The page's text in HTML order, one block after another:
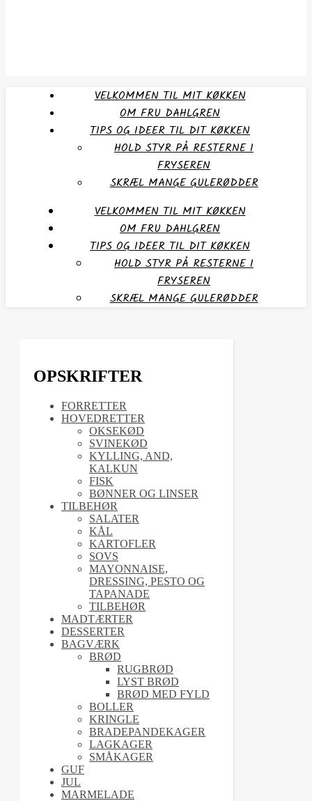
VELKOMMEN TIL MIT KØKKEN
OM FRU DAHLGREN
TIPS OG IDEER TIL DIT KØKKEN
HOLD STYR PÅ RESTERNE I
FRYSEREN
SKRÆL MANGE GULERØDDER
VELKOMMEN TIL MIT KØKKEN
OM FRU DAHLGREN
TIPS OG IDEER TIL DIT KØKKEN
HOLD STYR PÅ RESTERNE I
FRYSEREN
SKRÆL MANGE GULERØDDER
OPSKRIFTER
FORRETTER
HOVEDRETTER
OKSEKØD
SVINEKØD
KYLLING, AND,
KALKUN
FISK
BØNNER OG LINSER
TILBEHØR
SALATER
KÅL
KARTOFLER
SOVS
MAYONNAISE,
DRESSING, PESTO OG
TAPANADE
TILBEHØR
MADTÆRTER
DESSERTER
BAGVÆRK
BRØD
RUGBRØD
LYST BRØD
BRØD MED FYLD
BOLLER
KRINGLE
BRADEPANDEKAGER
LAGKAGER
SMÅKAGER
GUF
JUL
MARMELADE